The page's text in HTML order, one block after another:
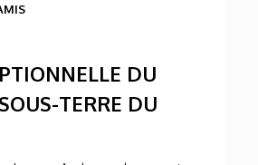
DU
TERRE DU